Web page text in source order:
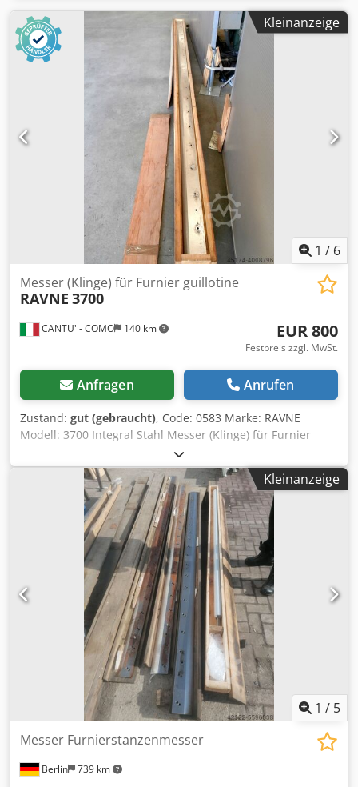
Kleinanzeige
1 / 6
CANTU' - COMO 140 km
Messer (Klinge) für Furnier guillotine
RAVNE 3700
EUR 800
Festpreis zzgl. MwSt.
Anfragen Anrufen
Zustand: gut (gebraucht), Code: 0583 Marke: RAVNE
Modell: 3700 Integral Stahl Messer (Klinge) für Furnier
Guillotine mm 3600 Länge 3700 mm Höhe 110 mm Dicke
mm 12 Djdpfxed Im I Rs Al Nock
Kleinanzeige
1 / 5
Berlin 739 km
Messer Furnierstanzenmesser